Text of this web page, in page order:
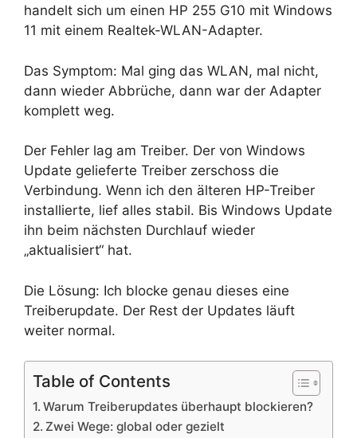
handelt sich um einen HP 255 G10 mit Windows
11 mit einem Realtek-WLAN-Adapter.
Das Symptom: Mal ging das WLAN, mal nicht,
dann wieder Abbrüche, dann war der Adapter
komplett weg.
Der Fehler lag am Treiber. Der von Windows
Update gelieferte Treiber zerschoss die
Verbindung. Wenn ich den älteren HP-Treiber
installierte, lief alles stabil. Bis Windows Update
ihn beim nächsten Durchlauf wieder
„aktualisiert“ hat.
Die Lösung: Ich blocke genau dieses eine
Treiberupdate. Der Rest der Updates läuft
weiter normal.
Table of Contents
Warum Treiberupdates überhaupt blockieren?
Zwei Wege: global oder gezielt